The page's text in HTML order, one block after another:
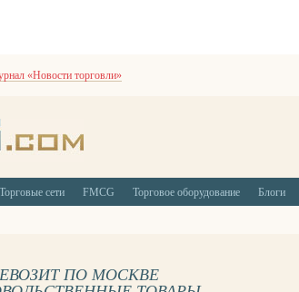
«Новости торговли»
Торговые сети FMCG Торговое оборудование Блоги
ПО МОСКВЕ